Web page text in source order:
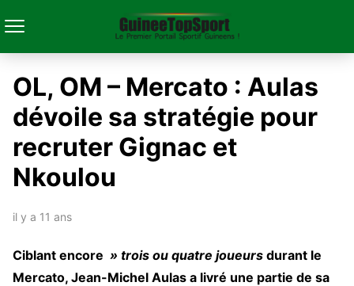
OL, OM – Mercato : Aulas
dévoile sa stratégie pour
recruter Gignac et
Nkoulou
il y a 11 ans
Ciblant encore » trois ou quatre joueurs durant le
Mercato, Jean-Michel Aulas a livré une partie de sa